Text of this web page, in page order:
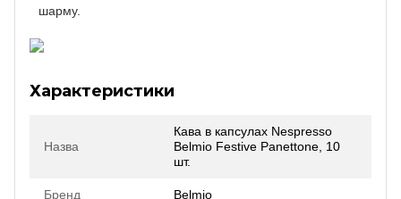
шарму.
Характеристики
Назва
Кава в капсулах Nespresso
Belmio Festive Panettone, 10
шт.
Бренд Belmio